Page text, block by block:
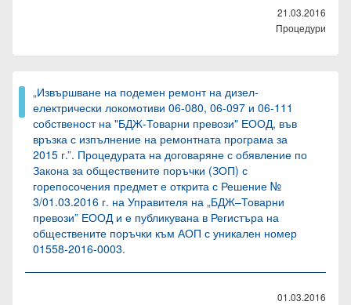
21.03.2016
Процедури
„Извършване на подемен ремонт на дизел-
електрически локомотиви 06-080, 06-097 и 06-111
собственост на "БДЖ-Товарни превози" ЕООД, във
връзка с изпълнение на ремонтната програма за
2015 г.”. Процедурата на договаряне с обявление по
Закона за обществените поръчки (ЗОП) с
горепосочения предмет е открита с Решение №
3/01.03.2016 г. на Управителя на „БДЖ–Товарни
превози” ЕООД и е публикувана в Регистъра на
обществените поръчки към АОП с уникален номер
01558-2016-0003.
01.03.2016